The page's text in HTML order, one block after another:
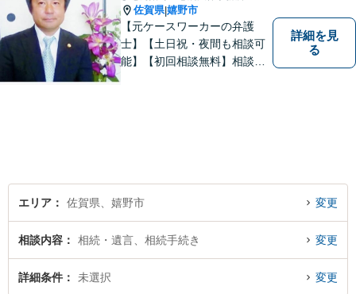
佐賀県|嬉野市
【元ケースワーカーの弁護
士】【土日祝・夜間も相談可
能】【初回相談無料】相談者
詳細を見
る
エリア 佐賀県、嬉野市 変更
相談内容 相続・遺言、相続手続き 変更
詳細条件 未選択 変更